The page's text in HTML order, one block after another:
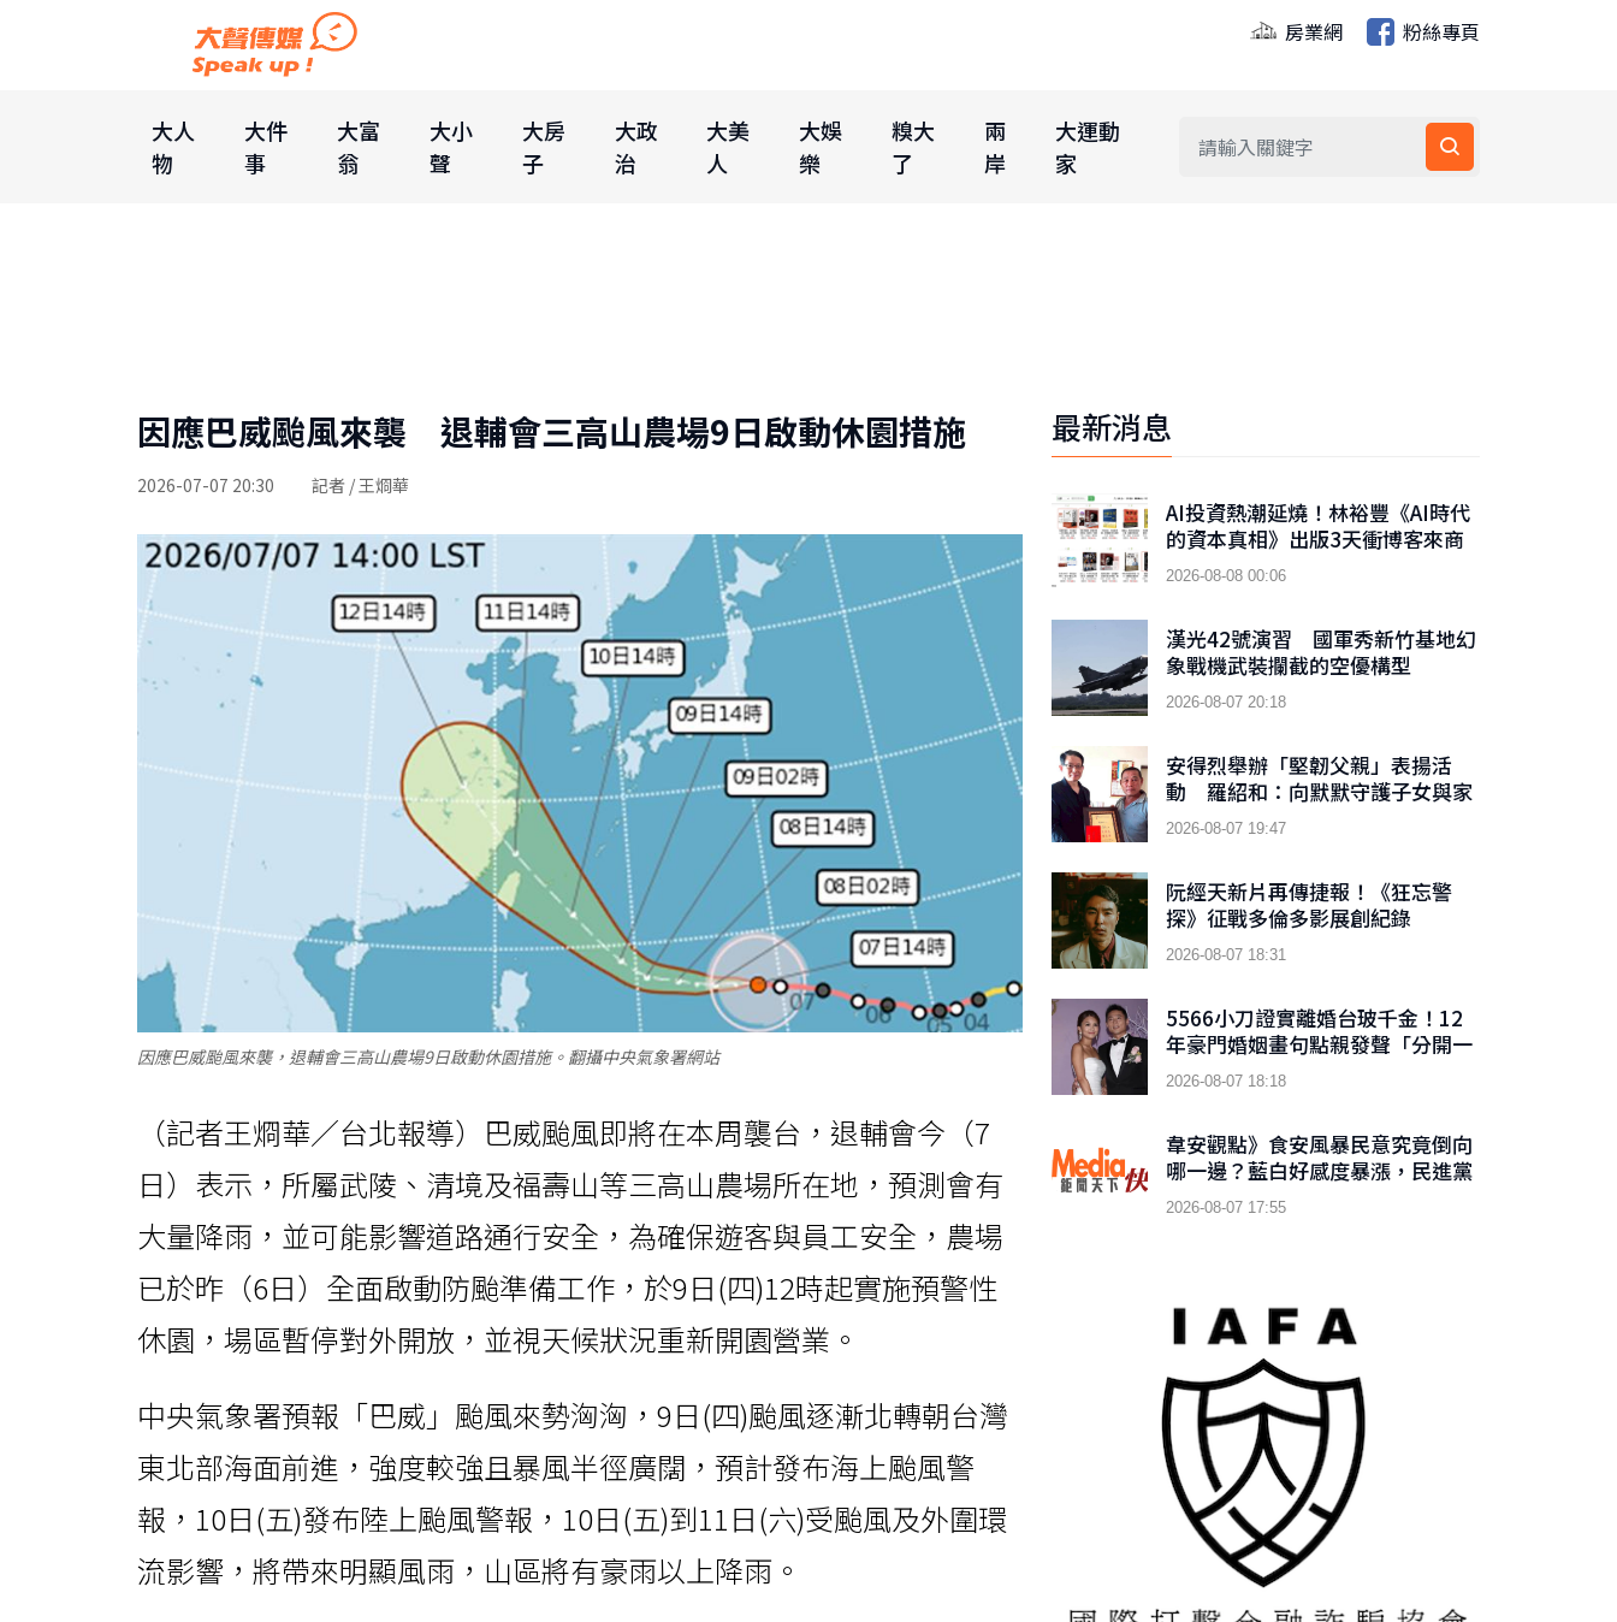
房業網 粉絲專頁
大人
物
大件
事
大富
翁
大小
聲
大房
子
大政
治
大美
人
大娛
樂
糗大
了
兩
岸
大運動
家
因應巴威颱風來襲 退輔會三高山農場9日啟動休園措施
2026-07-07 20:30 記者 / 王烱華
因應巴威颱風來襲，退輔會三高山農場9日啟動休園措施。翻攝中央氣象署網站
（記者王烱華／台北報導）巴威颱風即將在本周襲台，退輔會今（7
日）表示，所屬武陵、清境及福壽山等三高山農場所在地，預測會有
大量降雨，並可能影響道路通行安全，為確保遊客與員工安全，農場
已於昨（6日）全面啟動防颱準備工作，於9日(四)12時起實施預警性
休園，場區暫停對外開放，並視天候狀況重新開園營業。
中央氣象署預報「巴威」颱風來勢洶洶，9日(四)颱風逐漸北轉朝台灣
東北部海面前進，強度較強且暴風半徑廣闊，預計發布海上颱風警
報，10日(五)發布陸上颱風警報，10日(五)到11日(六)受颱風及外圍環
流影響，將帶來明顯風雨，山區將有豪雨以上降雨。
最新消息
AI投資熱潮延燒！林裕豐《AI時代
的資本真相》出版3天衝博客來商
業理財新書榜TOP 9
2026-08-08 00:06
漢光42號演習 國軍秀新竹基地幻
象戰機武裝攔截的空優構型
2026-08-07 20:18
安得烈舉辦「堅韌父親」表揚活
動 羅紹和：向默默守護子女與家
庭的父親們致敬
2026-08-07 19:47
阮經天新片再傳捷報！《狂忘警
探》征戰多倫多影展創紀錄
2026-08-07 18:31
5566小刀證實離婚台玻千金！12
年豪門婚姻畫句點親發聲「分開一
段時間了」
2026-08-07 18:18
韋安觀點》食安風暴民意究竟倒向
哪一邊？藍白好感度暴漲，民進黨
傷了嗎？
2026-08-07 17:55